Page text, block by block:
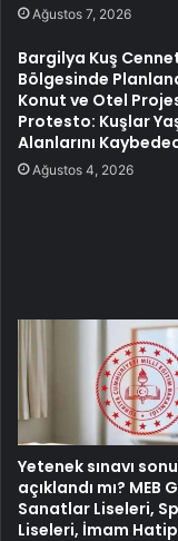
Ağustos 7, 2026
Bargilya Kuş
Bölgesinde
Konut ve Otel
Protesto: Kuşlar
Alanlarını
Ağustos 4, 2026
Yetenek sınavı
açıklandı mı? MEB
Sanatlar Liseleri,
Liseleri, İmam